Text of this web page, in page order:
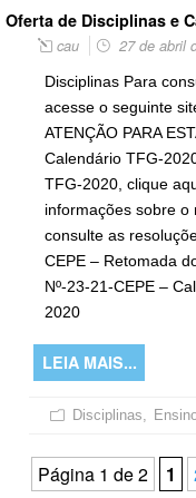
Oferta de Disciplinas e
cau 27 de abril
Disciplinas Para
acesse o seguinte
ATENÇÃO PARA
Calendário TFG-
TFG-2020, clique
informações sobre o
consulte as
CEPE – Retomada
Nº-23-21-CEPE –
2020
LEIA MAIS...
Disciplinas,
Página 1 de 2 1